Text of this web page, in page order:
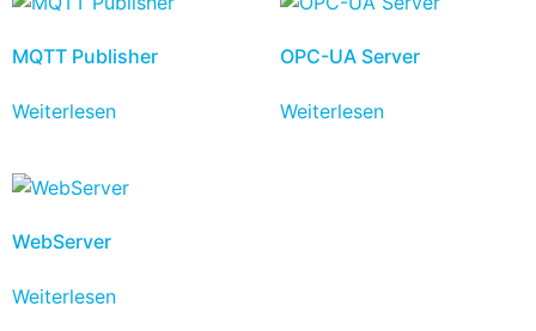
MQTT Publisher
Weiterlesen
OPC-UA Server
Weiterlesen
WebServer
Weiterlesen